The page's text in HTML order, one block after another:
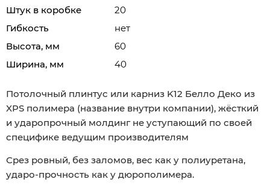
Штук в коробке
20
Гибкость
нет
Высота, мм
60
Ширина, мм
40
Потолочный плинтус или карниз K12 Белло Деко из
XPS полимера (название внутри компании), жёсткий
и ударопрочный молдинг не уступающий по своей
специфике ведущим производителям
Срез ровный, без заломов, вес как у полиуретана,
ударо-прочность как у дюрополимера.